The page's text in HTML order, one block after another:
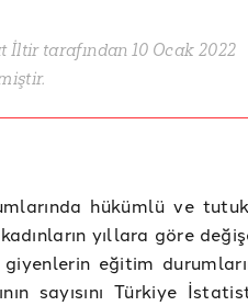
tarafından 10 Ocak 2022
hükümlü ve
yıllara göre
eğitim
sayısını Türkiye